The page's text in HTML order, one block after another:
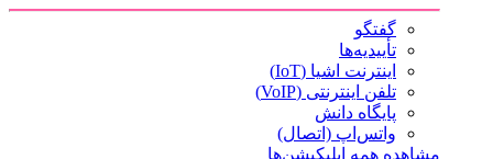
گفتگو
تأییدیه‌ها
اینترنت اشیا (IoT)
تلفن اینترنتی (VoIP)
پایگاه دانش
واتس‌اپ (اتصال)
مشاهده همه اپلیکیشن‌ها